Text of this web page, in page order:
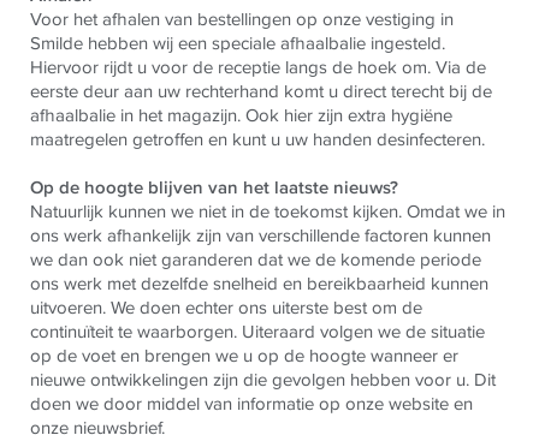
Voor het afhalen van bestellingen op onze vestiging in
Smilde hebben wij een speciale afhaalbalie ingesteld.
Hiervoor rijdt u voor de receptie langs de hoek om. Via de
eerste deur aan uw rechterhand komt u direct terecht bij de
afhaalbalie in het magazijn. Ook hier zijn extra hygiëne
maatregelen getroffen en kunt u uw handen desinfecteren.
Op de hoogte blijven van het laatste nieuws?
Natuurlijk kunnen we niet in de toekomst kijken. Omdat we in
ons werk afhankelijk zijn van verschillende factoren kunnen
we dan ook niet garanderen dat we de komende periode
ons werk met dezelfde snelheid en bereikbaarheid kunnen
uitvoeren. We doen echter ons uiterste best om de
continuïteit te waarborgen. Uiteraard volgen we de situatie
op de voet en brengen we u op de hoogte wanneer er
nieuwe ontwikkelingen zijn die gevolgen hebben voor u. Dit
doen we door middel van informatie op onze website en
onze nieuwsbrief.